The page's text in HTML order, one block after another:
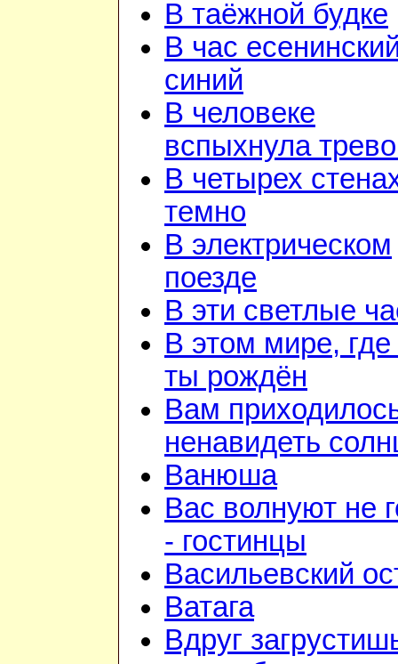
В таёжной будке
В час
синий
В человеке
вспыхнула
В четырех
темно
В электрическом
поезде
В эти светлые
В этом мире,
ты рождён
Вам
ненавидеть
Ванюша
Вас волнуют не
- гостинцы
Васильевский
Ватага
Вдруг